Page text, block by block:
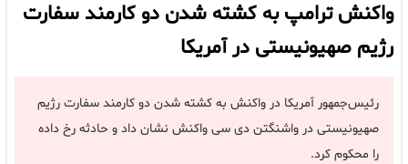
واکنش ترامپ به کشته شدن دو کارمند سفارت
رژیم صهیونیستی در آمریکا
رئیس‌جمهور آمریکا در واکنش به کشته شدن دو کارمند سفارت رژیم
صهیونیستی در واشنگتن دی سی واکنش نشان داد و حادثه رخ داده
را محکوم کرد.